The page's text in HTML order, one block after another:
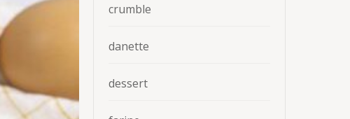
crumble
danette
dessert